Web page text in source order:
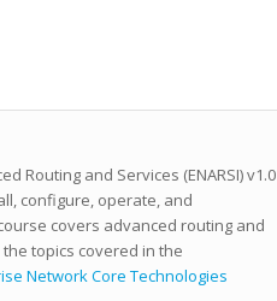
Routing and Services (ENARSI) v1.0
configure, operate, and
covers advanced routing and
topics covered in the
Network Core Technologies